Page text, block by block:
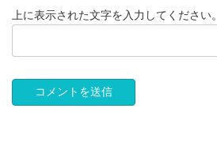
上に表示された文字を入力してください。